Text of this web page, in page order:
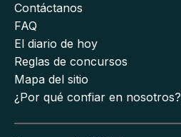
Contáctanos
FAQ
El diario de hoy
Reglas de concursos
Mapa del sitio
¿Por qué confiar en nosotros?